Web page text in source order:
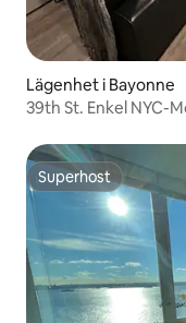
Lägenhet i Bayonne
39th St. Enkel NYC-
Superhost
Superhost